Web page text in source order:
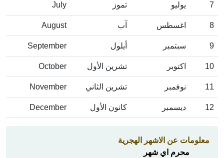
يوليو تموز July
اغسطس آب August
سبتمبر أيلول September
10 اكتوبر تشرين الأول October
11 نوفمبر تشرين الثاني November
12 ديسمبر كانون الأول December
معلومات عن الاشهر الهجرية
محرم اي شهر